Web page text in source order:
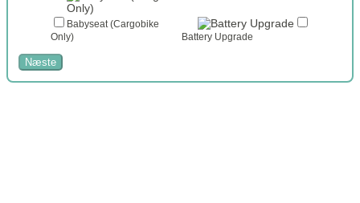
Babyseat (Cargobike
Only)
Battery Upgrade
Næste